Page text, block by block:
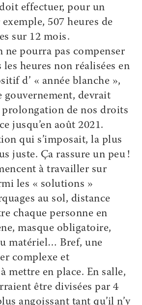
effectuer, pour un
507 heures de
sur 12 mois.
ne pourra pas compenser
les heures non réalisées en
d’ « année blanche »,
gouvernement, devrait
prolongation de nos droits
jusqu’en août 2021.
qui s’imposait, la plus
juste. Ça rassure un peu !
à travailler sur
les « solutions »
au sol, distance
chaque personne en
masque obligatoire,
matériel… Bref, une
complexe et
mettre en place. En salle,
être divisées par 4
angoissant tant qu’il n’y